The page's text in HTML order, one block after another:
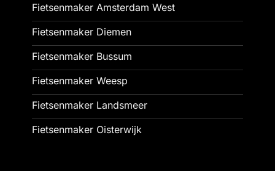
Fietsenmaker Amsterdam West
Fietsenmaker Diemen
Fietsenmaker Bussum
Fietsenmaker Weesp
Fietsenmaker Landsmeer
Fietsenmaker Oisterwijk